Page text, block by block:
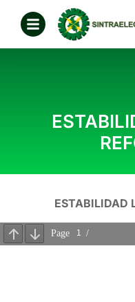
ESTABILIDAD